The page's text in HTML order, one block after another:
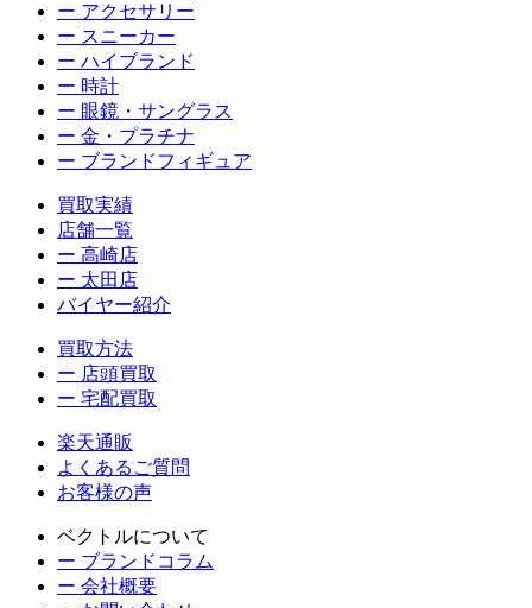
ー アクセサリー
ー スニーカー
ー ハイブランド
ー 時計
ー 眼鏡・サングラス
ー 金・プラチナ
ー ブランドフィギュア
買取実績
店舗一覧
ー 高崎店
ー 太田店
バイヤー紹介
買取方法
ー 店頭買取
ー 宅配買取
楽天通販
よくあるご質問
お客様の声
ベクトルについて
ー ブランドコラム
ー 会社概要